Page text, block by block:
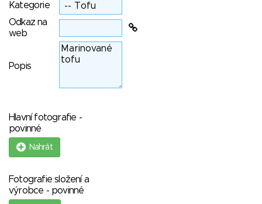
Kategorie
Odkaz na
web
Popis
Hlavní fotografie -
povinné
Nahrát
Fotografie složení a
výrobce - povinné